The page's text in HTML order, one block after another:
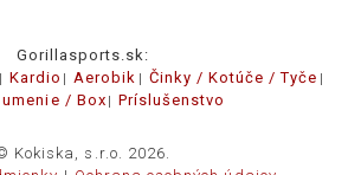
Gorillasports.sk:
Kardio Aerobik
Činky / Kotúče / Tyče
/ Box
Príslušenstvo
Kokiska, s.r.o. 2026.